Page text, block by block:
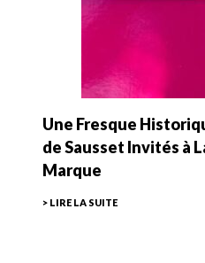
Une Fresque
de Sausset Invités à
Marque
> LIRE LA SUITE